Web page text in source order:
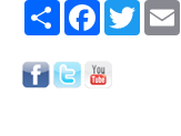
Share FacebookTwitter